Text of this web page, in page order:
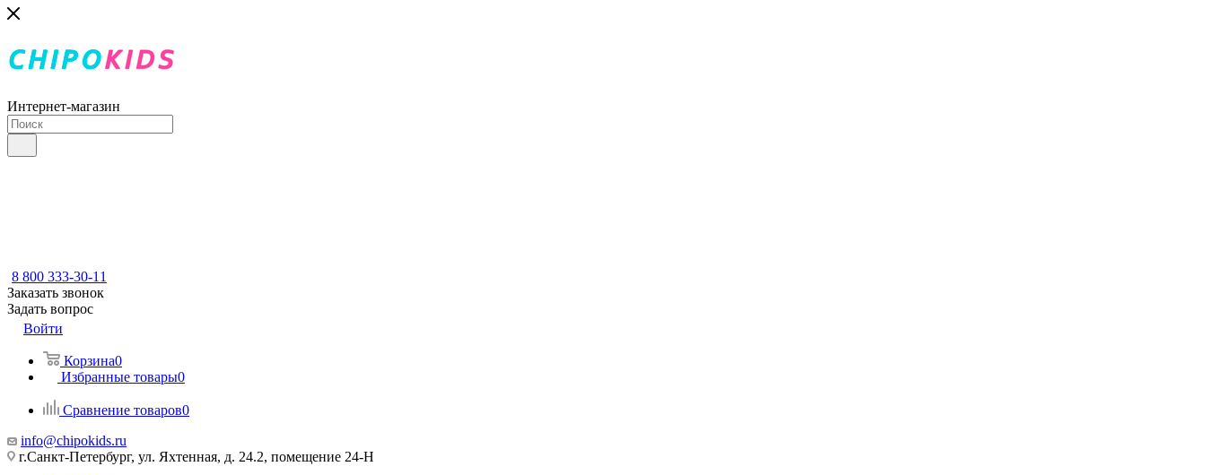
Интернет-магазин
8 800 333-30-11
Заказать звонок
Задать вопрос
Войти
Корзина0
Избранные товары0
Сравнение товаров0
info@chipokids.ru
г.Санкт-Петербург, ул. Яхтенная, д. 24.2, помещение 24-Н